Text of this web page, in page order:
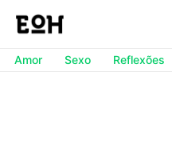
Amor Sexo Reflexões